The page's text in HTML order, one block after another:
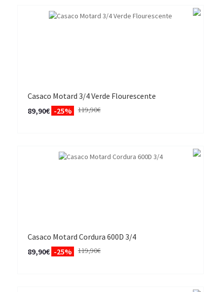
Casaco Motard 3/4 Verde Flourescente
89,90€ -25% 119,90€
Casaco Motard Cordura 600D 3/4
89,90€ -25% 119,90€